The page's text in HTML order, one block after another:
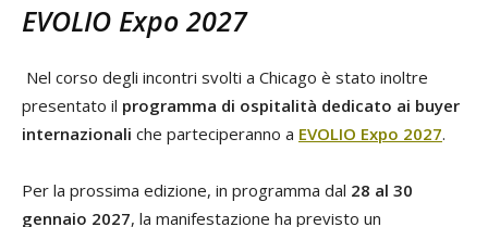
EVOLIO Expo 2027
Nel corso degli incontri svolti a Chicago è stato inoltre
presentato il programma di ospitalità dedicato ai buyer
internazionali che parteciperanno a EVOLIO Expo 2027.
Per la prossima edizione, in programma dal 28 al 30
gennaio 2027, la manifestazione ha previsto un